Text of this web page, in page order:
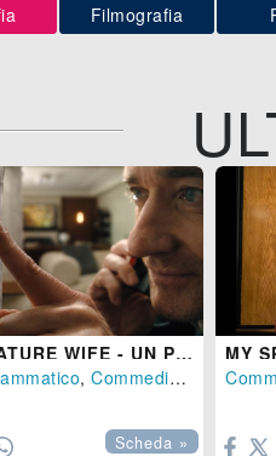
Filmografia
THE MINIATURE WIFE - UN PICCOLO PROBLEMA
, Commedia - ( USA-
Scheda »
MY